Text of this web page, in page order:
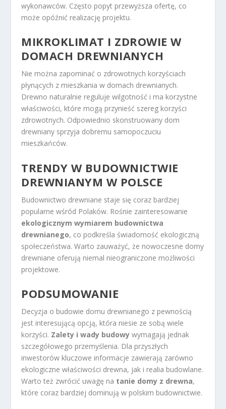
wykonawców. Często popyt przewyższa ofertę, co
może opóźnić realizację projektu.
MIKROKLIMAT I ZDROWIE W
DOMACH DREWNIANYCH
Nie można zapominać o zdrowotnych korzyściach
płynących z mieszkania w domach drewnianych.
Drewno naturalnie reguluje wilgotność i ma korzystne
właściwości, które mogą przynieść szereg korzyści
zdrowotnych. Odpowiednio skonstruowany dom
drewniany sprzyja dobremu samopoczuciu
mieszkańców.
TRENDY W BUDOWNICTWIE
DREWNIANYM W POLSCE
Budownictwo drewniane staje się coraz bardziej
popularne wśród Polaków. Rośnie zainteresowanie
ekologicznym wymiarem budownictwa
drewnianego, co podkreśla świadomość ekologiczną
społeczeństwa. Warto zauważyć, że nowoczesne domy
drewniane oferują niemal nieograniczone możliwości
projektowe.
PODSUMOWANIE
Decyzja o budowie domu drewnianego z pewnością
jest interesującą opcją, która niesie ze sobą wiele
korzyści. Zalety i wady budowy wymagają jednak
szczegółowego przemyślenia. Dla przyszłych
inwestorów kluczowe informacje zawierają zarówno
ekologiczne właściwości drewna, jak i realia budowlane.
Warto też zwrócić uwagę na tanie domy z drewna,
które coraz bardziej dominują w polskim budownictwie.